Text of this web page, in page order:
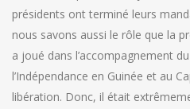
présidents ont terminé leurs
nous savons aussi le rôle que la
a joué dans l’accompagnement
l’Indépendance en Guinée et au
libération. Donc, il était